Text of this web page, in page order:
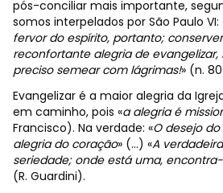
pós-conciliar mais importante,
somos interpelados por São Paulo VI:
fervor do espírito, portanto;
reconfortante alegria de
preciso semear com lágrimas!» (n.
Evangelizar é a maior alegria da
em caminho, pois «a alegria é
Francisco). Na verdade: «O desejo
alegria do coração» (…) «A
seriedade; onde está uma,
(R. Guardini).